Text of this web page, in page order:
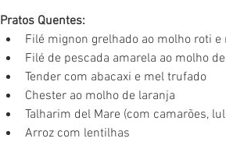
Pratos Quentes:
Filé mignon grelhado ao molho roti e
Filé de pescada amarela ao molho
Tender com abacaxi e mel trufado
Chester ao molho de laranja
Talharim del Mare (com camarões,
Arroz com lentilhas